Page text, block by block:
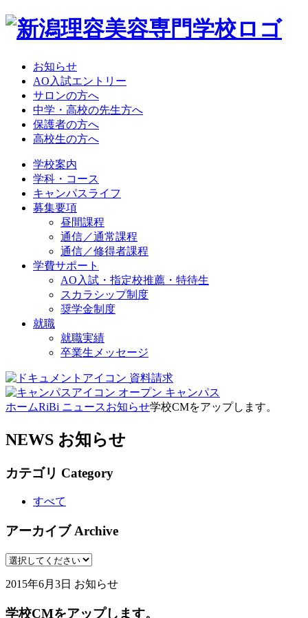
お知らせ
AO入試エントリー
サロンの方へ
中学・高校の先生方へ
保護者の方へ
高校生の方へ
学校案内
学科・コース
キャンパスライフ
募集要項
昼間課程
通信／通常課程
通信／修得者課程
学費サポート
AO入試・指定校推薦・特待生
スカラシップ制度
奨学金制度
就職
就職実績
卒業生メッセージ
資料請求
オープン キャンパス
ホームRiBi ニュースお知らせ学校CMをアップします。
NEWS お知らせ
カテゴリ Category
すべて
アーカイブ Archive
2015年6月3日 お知らせ
学校CMをアップします。